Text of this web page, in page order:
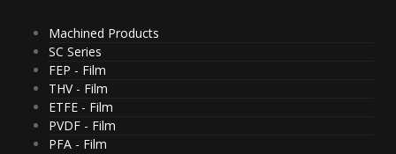
Machined Products
SC Series
FEP - Film
THV - Film
ETFE - Film
PVDF - Film
PFA - Film